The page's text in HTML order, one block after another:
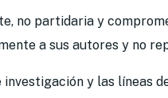
no partidaria y
a sus autores y no
y las líneas